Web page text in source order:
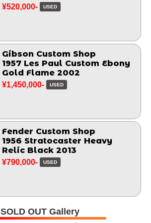
¥520,000- USED
Gibson Custom Shop
1957 Les Paul Custom Ebony
Gold Flame 2002
¥1,450,000- USED
Fender Custom Shop
1956 Stratocaster Heavy
Relic Black 2013
¥790,000- USED
SOLD OUT Gallery